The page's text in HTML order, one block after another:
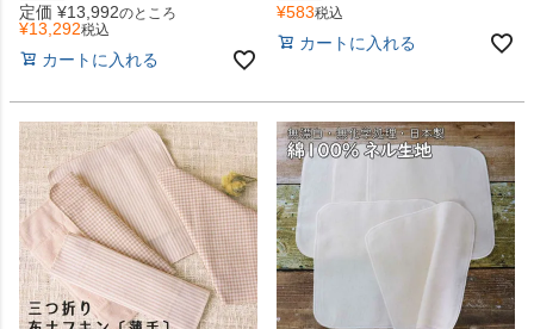
定価 ¥13,992のところ
¥13,292税込
カートに入れる
¥583税込
カートに入れる